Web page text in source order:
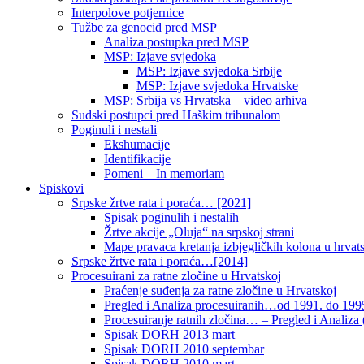
Interpolove potjernice
Tužbe za genocid pred MSP
Analiza postupka pred MSP
MSP: Izjave svjedoka
MSP: Izjave svjedoka Srbije
MSP: Izjave svjedoka Hrvatske
MSP: Srbija vs Hrvatska – video arhiva
Sudski postupci pred Haškim tribunalom
Poginuli i nestali
Ekshumacije
Identifikacije
Pomeni – In memoriam
Spiskovi
Srpske žrtve rata i poraća… [2021]
Spisak poginulih i nestalih
Žrtve akcije „Oluja“ na srpskoj strani
Mape pravaca kretanja izbjegličkih kolona u
Srpske žrtve rata i poraća…[2014]
Procesuirani za ratne zločine u Hrvatskoj
Praćenje suđenja za ratne zločine u Hrvatskoj
Pregled i Analiza procesuiranih…od 1991. do
Procesuiranje ratnih zločina… – Pregled i Analiza
Spisak DORH 2013 mart
Spisak DORH 2010 septembar